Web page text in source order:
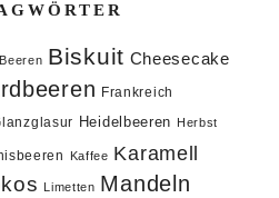
Beeren Biskuit Cheesecake
Frankreich
Heidelbeeren Herbst
Kaffee Karamell
Limetten Mandeln